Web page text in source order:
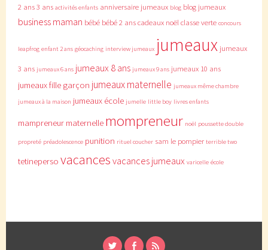
2 ans3 ans activités enfants anniversaire jumeaux blog blog jumeaux
business maman bébé bébé 2 anscadeaux noëlclasse verte concours
leapfrog enfant 2 ans géocaching interview jumeaux jumeaux jumeaux
3 ans jumeaux 6 ans jumeaux 8 ans jumeaux 9 ans jumeaux 10 ans
jumeaux fille garçon jumeaux maternelle jumeaux même chambre
jumeaux à la maison jumeaux école jumelle little boy livres enfants
mampreneur maternelle mompreneur noël poussette double
propreté préadolescence punition rituel coucher sam le pompier terrible two
tetineperso vacances vacances jumeaux varicelle école